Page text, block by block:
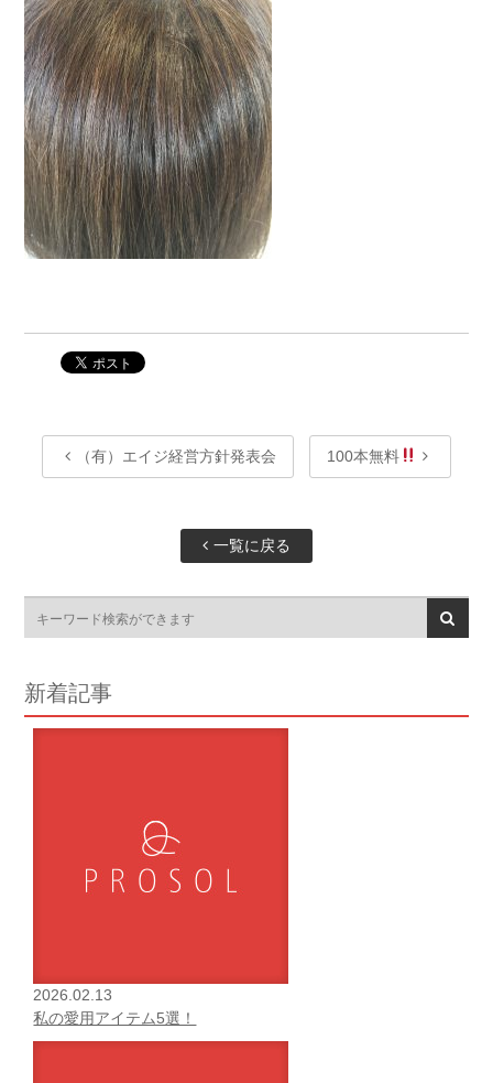
（有）エイジ経営方針発表会 100本無料
一覧に戻る
新着記事
2026.02.13
私の愛用アイテム5選！